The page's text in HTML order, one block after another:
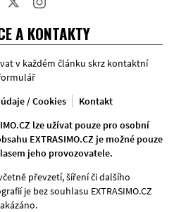
A KONTAKTY
v každém článku skrz kontaktní
/ Cookies
Kontakt
lze užívat pouze pro osobní
EXTRASIMO.CZ je možné pouze
jeho provozovatele.
převzetí, šíření či dalšího
je bez souhlasu EXTRASIMO.CZ